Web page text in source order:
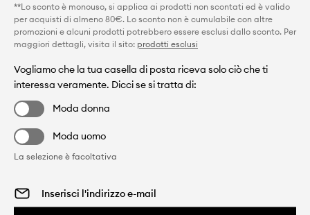
**Lo sconto è monouso, si applica ai prodotti non scontati ed è valido
per acquisti di almeno 80€. Lo sconto non è cumulabile con altre
promozioni e alcuni prodotti potrebbero essere esclusi dallo sconto. Per
maggiori dettagli, visita il sito: prodotti esclusi
Vogliamo che la tua casella di posta riceva solo ciò che ti
interessa veramente. Dicci se si tratta di:
Moda donna
Moda uomo
La selezione è facoltativa